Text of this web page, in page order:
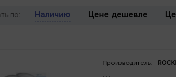
по: Наличию Цене дешевле
Производитель: